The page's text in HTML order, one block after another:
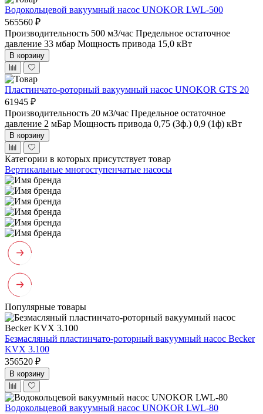
Водокольцевой вакуумный насос UNOKOR LWL-500
565560 ₽
Производительность 500 м3/час Предельное остаточное
давление 33 мбар Мощность привода 15,0 кВт
В корзину
Пластинчато-роторный вакуумный насос UNOKOR GTS 20
61945 ₽
Производительность 20 м3/час Предельное остаточное
давление 2 мБар Мощность привода 0,75 (3ф.) 0,9 (1ф) кВт
В корзину
Категории в которых присутствует товар
Вертикальные многоступенчатые насосы
Популярные товары
Безмасляный пластинчато-роторный вакуумный насос Becker
KVX 3.100
356520 ₽
В корзину
Водокольцевой вакуумный насос UNOKOR LWL-80